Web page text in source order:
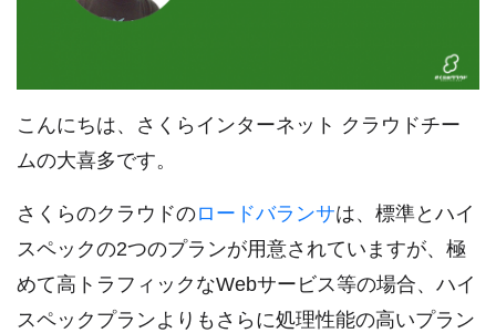
こんにちは、さくらインターネット クラウドチー
ムの大喜多です。
さくらのクラウドのロードバランサは、標準とハイ
スペックの2つのプランが用意されていますが、極
めて高トラフィックなWebサービス等の場合、ハイ
スペックプランよりもさらに処理性能の高いプラン